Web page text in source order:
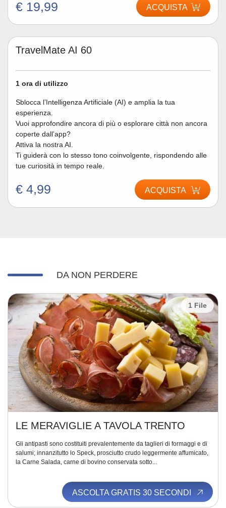
€ 19,99 ACQUISTA
TravelMate AI 60
1 ora di utilizzo
Sblocca l’Intelligenza Artificiale (AI) e amplia la tua
esperienza.
Vuoi approfondire ancora di più o esplorare città non ancora
coperte dall’app?
Attiva la nostra AI.
Ti guiderà con lo stesso tono coinvolgente, rispondendo alle
tue curiosità in tempo reale.
€ 4,99 ACQUISTA
DA NON PERDERE
1 File
LE MERAVIGLIE A TAVOLA TRENTO
Gli antipasti sono costituiti prevalentemente da taglieri di formaggi e di
salumi; innanzitutto lo Speck, prosciutto crudo leggermente affumicato,
la Carne Salada, carne di bovino conservata sotto...
ASCOLTA GRATIS 30 SECONDI